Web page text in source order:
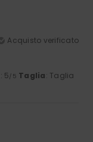
Acquisto verificato
: 5/5 Taglia: Taglia